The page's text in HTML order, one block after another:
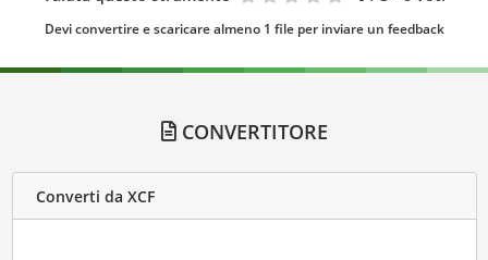
Devi convertire e scaricare almeno 1 file per inviare un feedback
CONVERTITORE
Converti da XCF